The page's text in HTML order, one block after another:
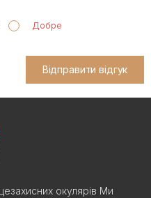
Добре
Відправити відгук
окулярів Ми